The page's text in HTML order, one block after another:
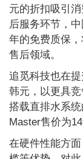
元的折扣吸引
后服务环节，
年的免费质保
售后领域。
追觅科技也在
韩元，以更具
搭载直排水系
Master售价为
在硬件性能方